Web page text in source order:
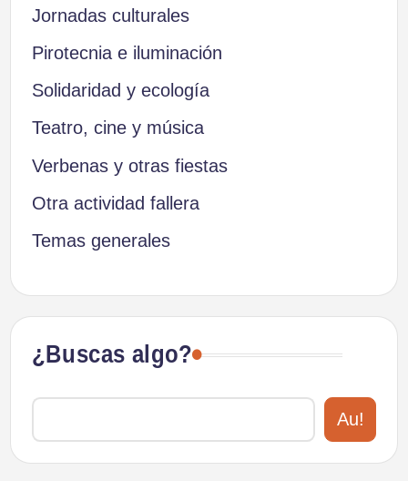
Jornadas culturales
Pirotecnia e iluminación
Solidaridad y ecología
Teatro, cine y música
Verbenas y otras fiestas
Otra actividad fallera
Temas generales
¿Buscas algo?
Au!